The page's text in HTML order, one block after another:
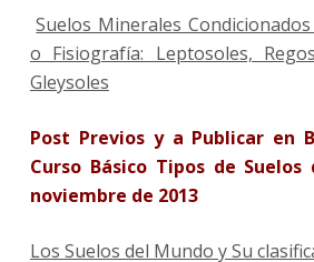
Suelos Minerales
o Fisiografía: Leptosoles,
Gleysoles
Post Previos y a Publicar en
Curso Básico Tipos de
noviembre de 2013
Los Suelos del Mundo y Su